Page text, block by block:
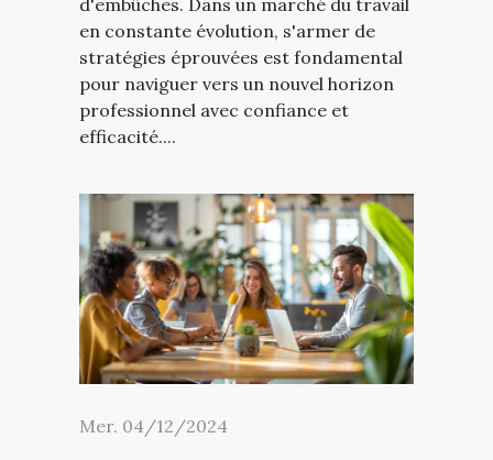
en constante évolution, s'armer de
stratégies éprouvées est fondamental
pour naviguer vers un nouvel horizon
professionnel avec confiance et
efficacité....
Mer. 04/12/2024